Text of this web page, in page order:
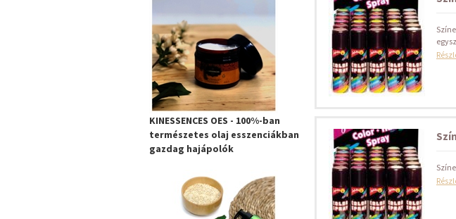
KINESSENCES OES - 100%-ban
természetes olaj esszenciákban
gazdag hajápolók